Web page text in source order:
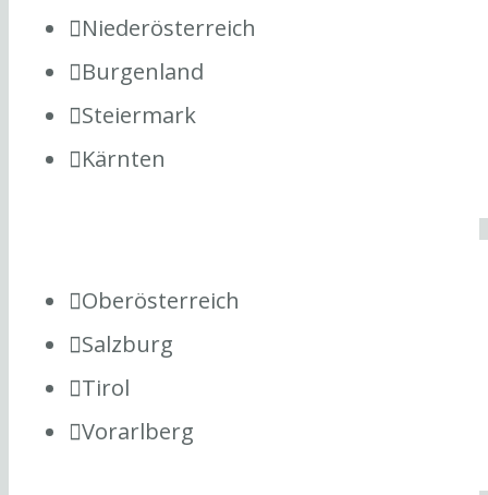
Niederösterreich
Burgenland
Steiermark
Kärnten
Oberösterreich
Salzburg
Tirol
Vorarlberg